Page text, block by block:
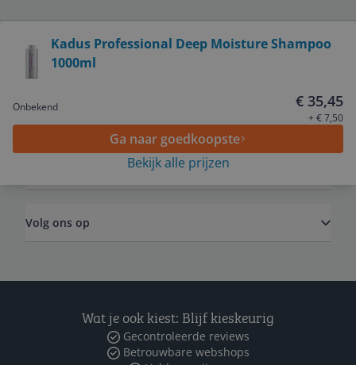
Kadus Professional Deep Moisture Shampoo
1000ml
Onbekend € 35,45
+ € 7,50
Ga naar goedkoopste
Bekijk alle prijzen
Service
Volg ons op
Wat je ook kiest: Blijf kieskeurig
Gecontroleerde reviews
Betrouwbare webshops